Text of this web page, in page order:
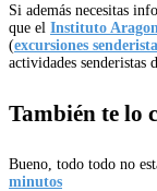
Si además necesitas
que el Instituto
(excursiones
actividades senderistas
También te lo
Bueno, todo todo no
minutos